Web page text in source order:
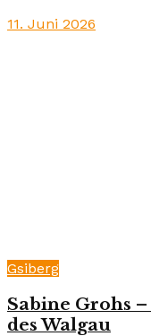
11. Juni 2026
Gsiberg
Sabine Grohs
des Walgau